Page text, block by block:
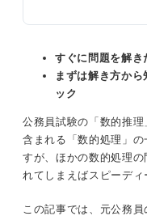
すぐに問題を解き
まずは解き方から
ック
公務員試験の「数的推
含まれる「数的処理」
すが、ほかの数的処理
れてしまえばスピーディ
この記事では、元公務